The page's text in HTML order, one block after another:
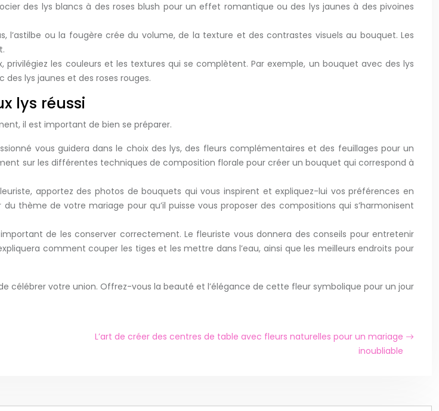
des lys blancs à des roses blush pour un effet romantique ou des lys jaunes à des pivoines
l’astilbe ou la fougère crée du volume, de la texture et des contrastes visuels au bouquet. Les
privilégiez les couleurs et les textures qui se complètent. Par exemple, un bouquet avec des lys
lys jaunes et des roses rouges.
lys réussi
il est important de bien se préparer.
vous guidera dans le choix des lys, des fleurs complémentaires et des feuillages pour un
sur les différentes techniques de composition florale pour créer un bouquet qui correspond à
apportez des photos de bouquets qui vous inspirent et expliquez-lui vos préférences en
thème de votre mariage pour qu’il puisse vous proposer des compositions qui s’harmonisent
de les conserver correctement. Le fleuriste vous donnera des conseils pour entretenir
comment couper les tiges et les mettre dans l’eau, ainsi que les meilleurs endroits pour
célébrer votre union. Offrez-vous la beauté et l’élégance de cette fleur symbolique pour un jour
L’art de créer des centres de table avec fleurs naturelles pour un mariage
inoubliable